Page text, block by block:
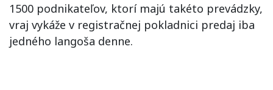
1500 podnikateľov, ktorí majú takéto prevádzky,
vraj vykáže v registračnej pokladnici predaj iba
jedného langoša denne.